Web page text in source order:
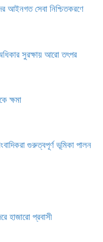
আইনগত সেবা নিশ্চিতকরণে
সুরক্ষায় আরো তৎপর
ক্ষমা
গুরুত্বপূর্ণ ভূমিকা পালন
হাজারো প্রবাসী